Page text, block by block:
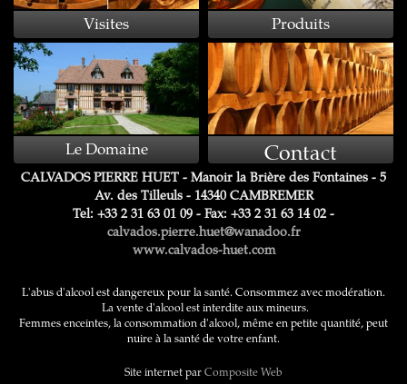
Visites Produits
Le Domaine Contact
CALVADOS PIERRE HUET - Manoir la Brière des Fontaines - 5
Av. des Tilleuls - 14340 CAMBREMER
Tel: +33 2 31 63 01 09 - Fax: +33 2 31 63 14 02 -
calvados.pierre.huet@wanadoo.fr
www.calvados-huet.com
L'abus d'alcool est dangereux pour la santé. Consommez avec modération.
La vente d'alcool est interdite aux mineurs.
Femmes enceintes, la consommation d'alcool, même en petite quantité, peut
nuire à la santé de votre enfant.
Site internet parComposite Web